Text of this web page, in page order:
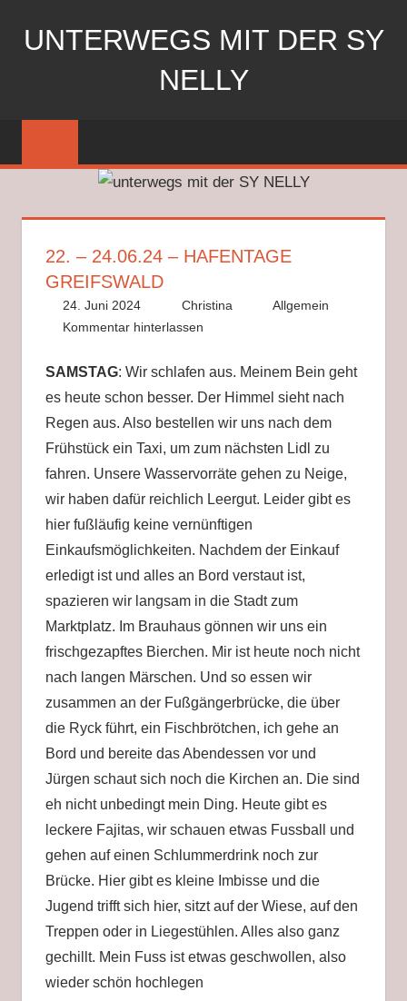
UNTERWEGS MIT DER SY
NELLY
22. – 24.06.24 – HAFENTAGE
GREIFSWALD
24. Juni 2024 Christina
Allgemein
Kommentar hinterlassen
SAMSTAG: Wir schlafen aus. Meinem Bein geht
es heute schon besser. Der Himmel sieht nach
Regen aus. Also bestellen wir uns nach dem
Frühstück ein Taxi, um zum nächsten Lidl zu
fahren. Unsere Wasservorräte gehen zu Neige,
wir haben dafür reichlich Leergut. Leider gibt es
hier fußläufig keine vernünftigen
Einkaufsmöglichkeiten. Nachdem der Einkauf
erledigt ist und alles an Bord verstaut ist,
spazieren wir langsam in die Stadt zum
Marktplatz. Im Brauhaus gönnen wir uns ein
frischgezapftes Bierchen. Mir ist heute noch nicht
nach langen Märschen. Und so essen wir
zusammen an der Fußgängerbrücke, die über
die Ryck führt, ein Fischbrötchen, ich gehe an
Bord und bereite das Abendessen vor und
Jürgen schaut sich noch die Kirchen an. Die sind
eh nicht unbedingt mein Ding. Heute gibt es
leckere Fajitas, wir schauen etwas Fussball und
gehen auf einen Schlummerdrink noch zur
Brücke. Hier gibt es kleine Imbisse und die
Jugend trifft sich hier, sitzt auf der Wiese, auf den
Treppen oder in Liegestühlen. Alles also ganz
gechillt. Mein Fuss ist etwas geschwollen, also
wieder schön hochlegen